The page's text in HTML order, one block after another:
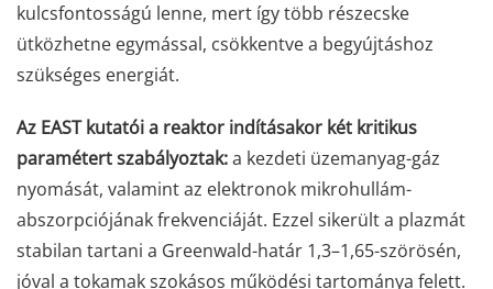
kulcsfontosságú lenne, mert így több részecske
ütközhetne egymással, csökkentve a begyújtáshoz
szükséges energiát.
Az EAST kutatói a reaktor indításakor két kritikus
paramétert szabályoztak:a kezdeti üzemanyag-gáz
nyomását, valamint az elektronok mikrohullám-
abszorpciójának frekvenciáját. Ezzel sikerült a plazmát
stabilan tartani a Greenwald-határ 1,3–1,65-szörösén,
jóval a tokamak szokásos működési tartománya felett.